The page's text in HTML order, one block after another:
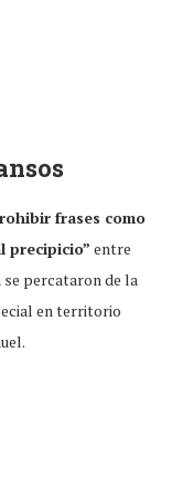
frases como
precipicio” entre
se percataron de la
en territorio